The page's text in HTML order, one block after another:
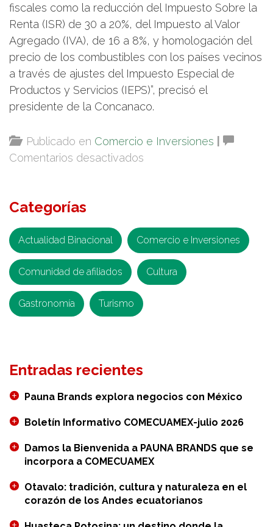
fiscales como la reducción del Impuesto Sobre la
Renta (ISR) de 30 a 20%, del Impuesto al Valor
Agregado (IVA), de 16 a 8%, y homologación del
precio de los combustibles con los países vecinos
a través de ajustes del Impuesto Especial de
Productos y Servicios (IEPS)”, precisó el
presidente de la Concanaco.
Publicado en Comercio e Inversiones
Comentarios desactivados
polo
de
atracción
de
Categorías
Actualidad Binacional Comercio e Inversiones
Comunidad de afiliados Cultura
Gastronomía Turismo
Entradas recientes
Pauna Brands explora negocios con México
Boletín Informativo COMECUAMEX-julio 2026
Damos la Bienvenida a PAUNA BRANDS que se
incorpora a COMECUAMEX
Otavalo: tradición, cultura y naturaleza en el
corazón de los Andes ecuatorianos